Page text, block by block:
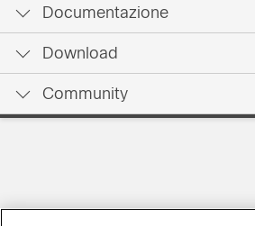
Documentazione
Download
Community